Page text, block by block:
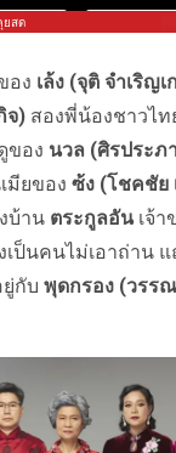
อง เล้ง (จุติ จำเริญ
จ) สองพี่น้องชาวไท
ของ นวล (ศิรประภ
มียของ ซ้ง (โชคชัย
บ้าน ตระกูลอัน เจ้
ป็นคนไม่เอาถ่าน
กับ พุดกรอง (วรร